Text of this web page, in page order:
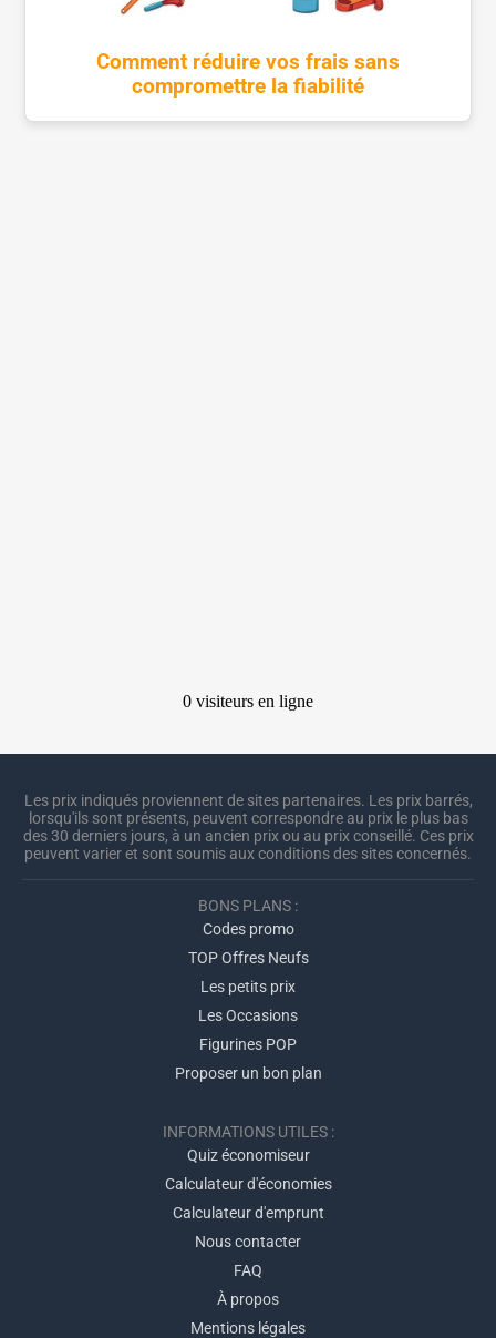
Comment réduire vos frais sans
compromettre la fiabilité
Les prix indiqués proviennent de sites partenaires. Les prix barrés,
lorsqu'ils sont présents, peuvent correspondre au prix le plus bas
des 30 derniers jours, à un ancien prix ou au prix conseillé. Ces prix
peuvent varier et sont soumis aux conditions des sites concernés.
BONS PLANS :
Codes promo
TOP Offres Neufs
Les petits prix
Les Occasions
Figurines POP
Proposer un bon plan
INFORMATIONS UTILES :
Quiz économiseur
Calculateur d'économies
Calculateur d'emprunt
Nous contacter
FAQ
À propos
Mentions légales